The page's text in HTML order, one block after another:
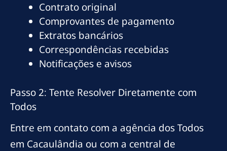
Contrato original
Comprovantes de pagamento
Extratos bancários
Correspondências recebidas
Notificações e avisos
Passo 2: Tente Resolver Diretamente com
Todos
Entre em contato com a agência dos Todos
em Cacaulândia ou com a central de